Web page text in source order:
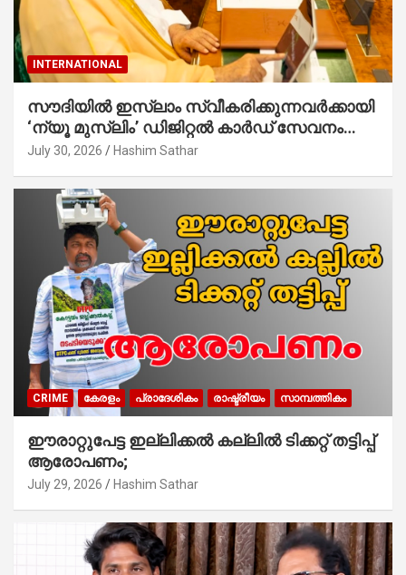
INTERNATIONAL
സൗദിയില്‍ ഇസ്‌ലാം സ്വീകരിക്കുന്നവര്‍ക്കായി
‘ന്യൂ മുസ്ലിം’ ഡിജിറ്റല്‍ കാര്‍ഡ് സേവനം
ആരംഭിച്ചു
July 30, 2026 Hashim Sathar
CRIME കേരളം പ്രാദേശികം രാഷ്ട്രീയം സാമ്പത്തികം
ഈരാറ്റുപേട്ട ഇല്ലിക്കൽ കല്ലിൽ ടിക്കറ്റ് തട്ടിപ്പ്
ആരോപണം;
July 29, 2026 Hashim Sathar